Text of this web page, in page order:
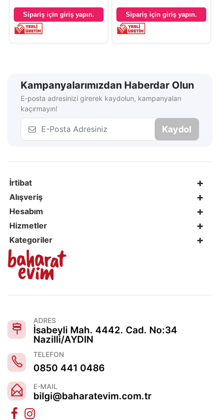
Sipariş için giriş yapın. Sipariş için giriş yapın.
Kampanyalarımızdan Haberdar Olun
E-posta adresinizi girerek kaydolun, kampanyaları
kaçırmayın!
Kaydol
İrtibat
Alışveriş
Hesabım
Hizmetler
Kategoriler
ADRES
İsabeyli Mah. 4442. Cad. No:34
Nazilli/AYDIN
TELEFON
0850 441 0486
E-MAIL
bilgi@baharatevim.com.tr